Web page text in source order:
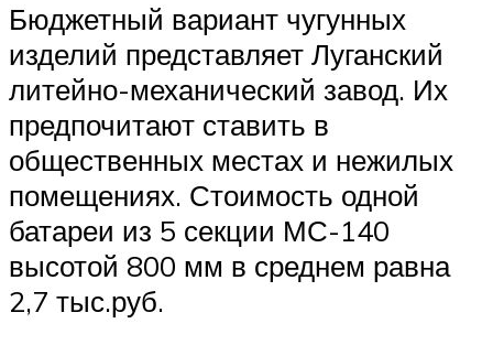
Бюджетный вариант чугунных
изделий представляет Луганский
литейно-механический завод. Их
предпочитают ставить в
общественных местах и нежилых
помещениях. Стоимость одной
батареи из 5 секции МС-140
высотой 800 мм в среднем равна
2,7 тыс.руб.